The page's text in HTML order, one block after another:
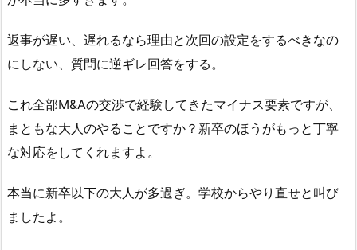
返事が遅い、遅れるなら理由と次回の設定をするべきなの
にしない、質問に逆ギレ回答をする。
これ全部M&Aの交渉で経験してきたマイナス要素ですが、
まともな大人のやることですか？新卒のほうがもっと丁寧
な対応をしてくれますよ。
本当に新卒以下の大人が多過ぎ。学校からやり直せと叫び
ましたよ。